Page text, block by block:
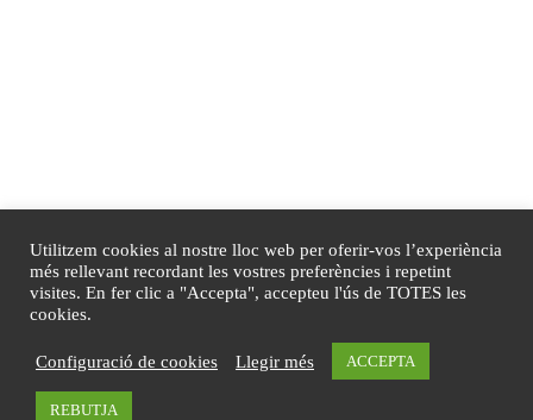
Tots els drets reservats
Disseny de Mireia Sans
Utilitzem cookies al nostre lloc web per oferir-vos l’experiència
més rellevant recordant les vostres preferències i repetint
visites. En fer clic a "Accepta", accepteu l'ús de TOTES les
cookies.
Configuració de cookies Llegir més ACCEPTA
REBUTJA